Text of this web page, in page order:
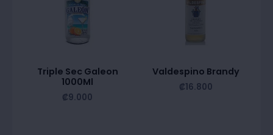
Triple Sec Galeon
1000Ml
₡9.000
Valdespino Brandy
₡16.800